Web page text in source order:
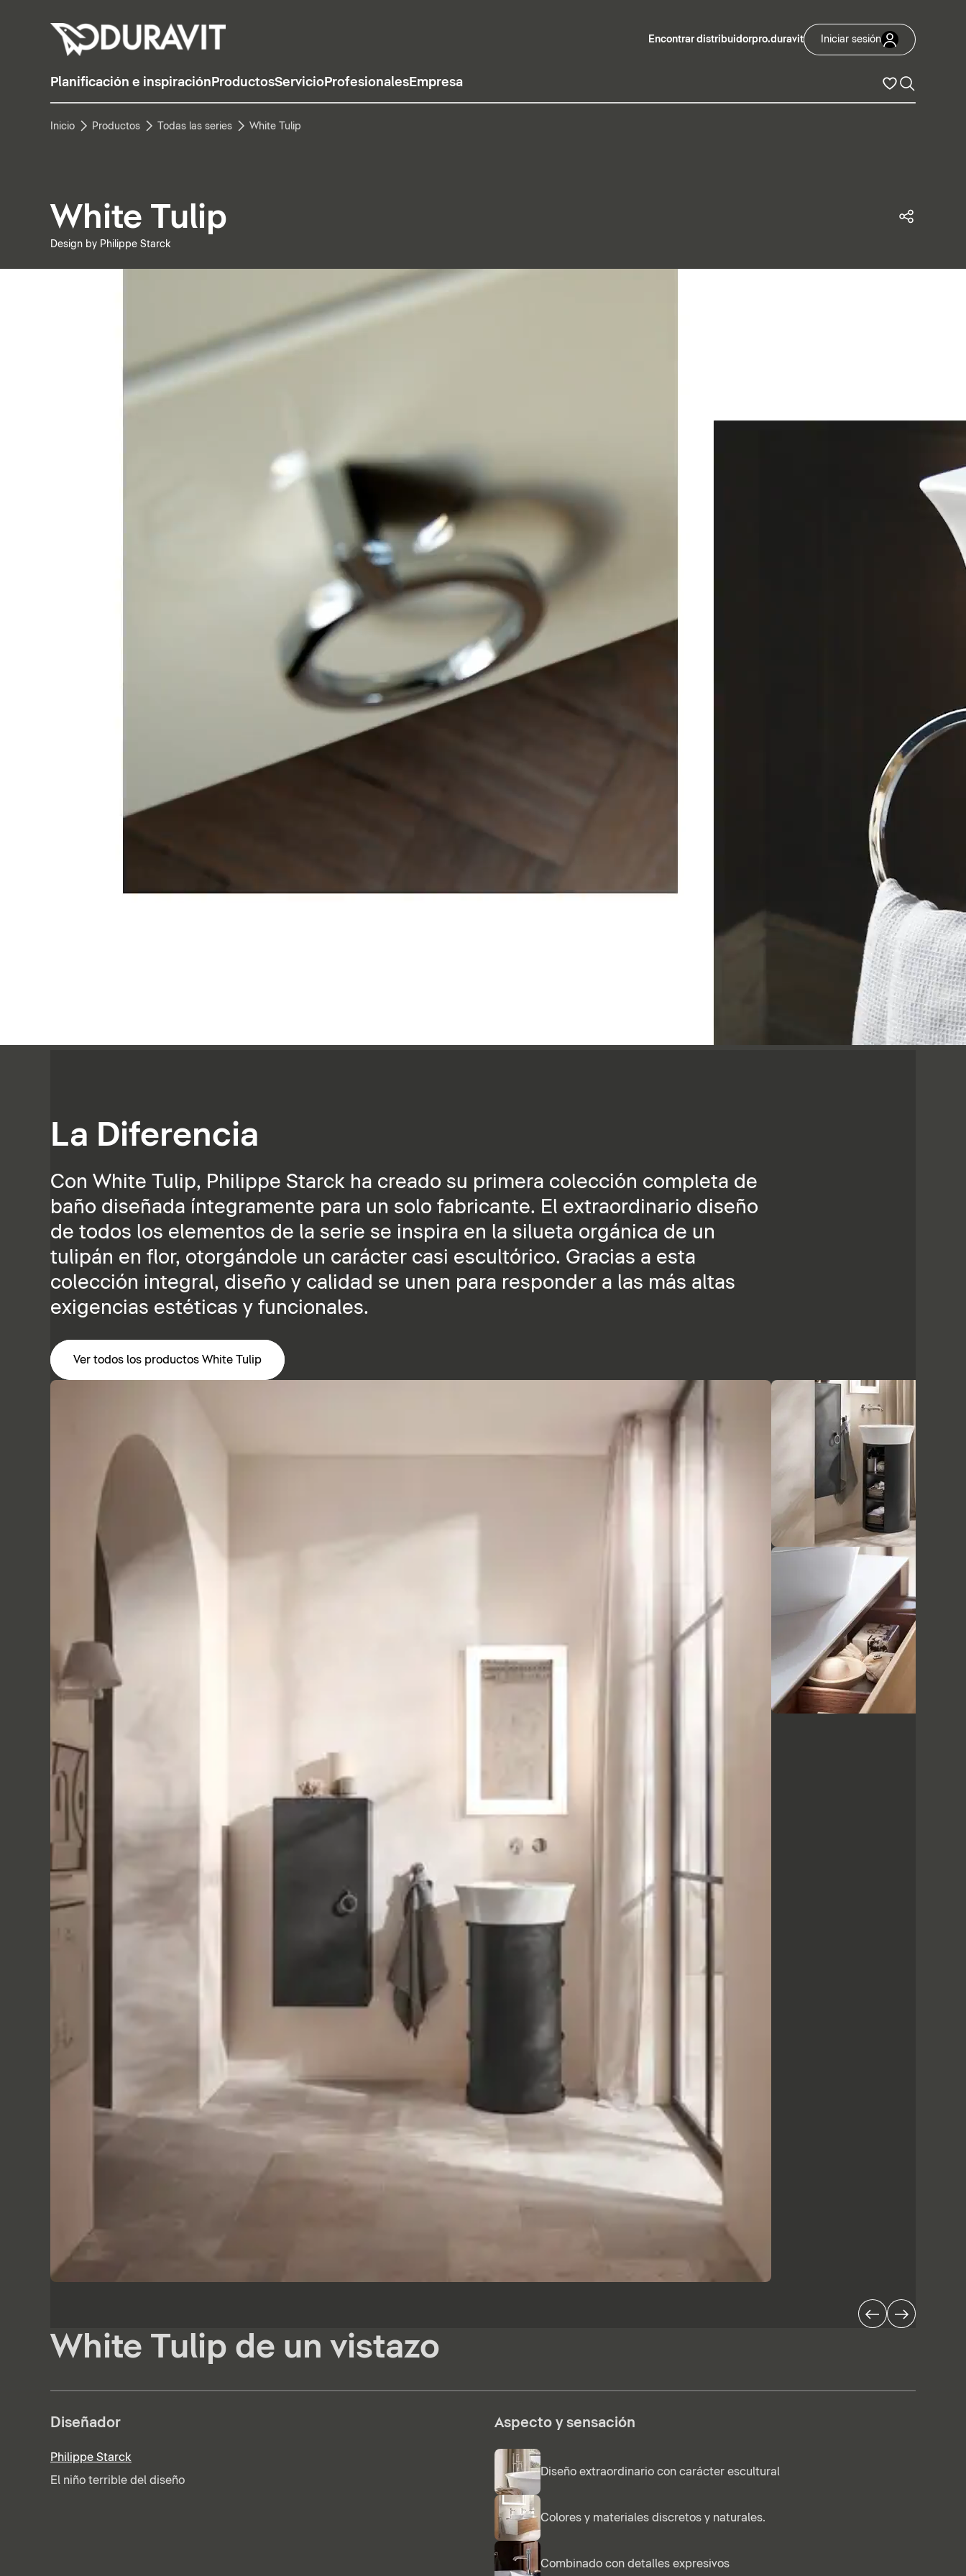
Encontrar distribuidorpro.duravit Iniciar sesión
Planificación e inspiración ProductosServicioProfesionalesEmpresa
Inicio Productos Todas las series White Tulip
White Tulip
Design by Philippe Starck
La Diferencia
Con White Tulip, Philippe Starck ha creado su primera colección completa de
baño diseñada íntegramente para un solo fabricante. El extraordinario diseño
de todos los elementos de la serie se inspira en la silueta orgánica de un
tulipán en flor, otorgándole un carácter casi escultórico. Gracias a esta
colección integral, diseño y calidad se unen para responder a las más altas
exigencias estéticas y funcionales.
Ver todos los productos White Tulip
White Tulip de un vistazo
Diseñador
Philippe Starck
El niño terrible del diseño
Aspecto y sensación
Diseño extraordinario con carácter escultural
Colores y materiales discretos y naturales.
Combinado con detalles expresivos